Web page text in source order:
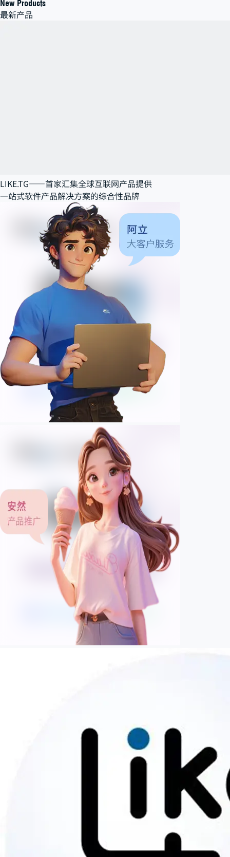
New Products
最新产品
LIKE.TG——首家汇集全球互联网产品提供
一站式软件产品解决方案的综合性品牌